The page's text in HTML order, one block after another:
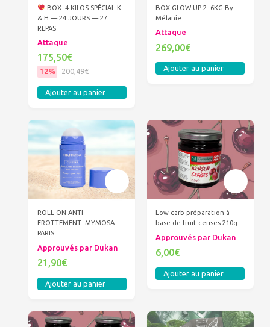
BOX -4 KILOS SPÉCIAL K
& H — 24 JOURS — 27
REPAS
Attaque
175,50€
12% 200,49€
Ajouter au panier
BOX GLOW-UP 2 -6KG By
Mélanie
Attaque
269,00€
Ajouter au panier
ROLL ON ANTI
FROTTEMENT -MYMOSA
PARIS
Approuvés par Dukan
21,90€
Ajouter au panier
Low carb préparation à
base de fruit cerises 210g
Approuvés par Dukan
6,00€
Ajouter au panier